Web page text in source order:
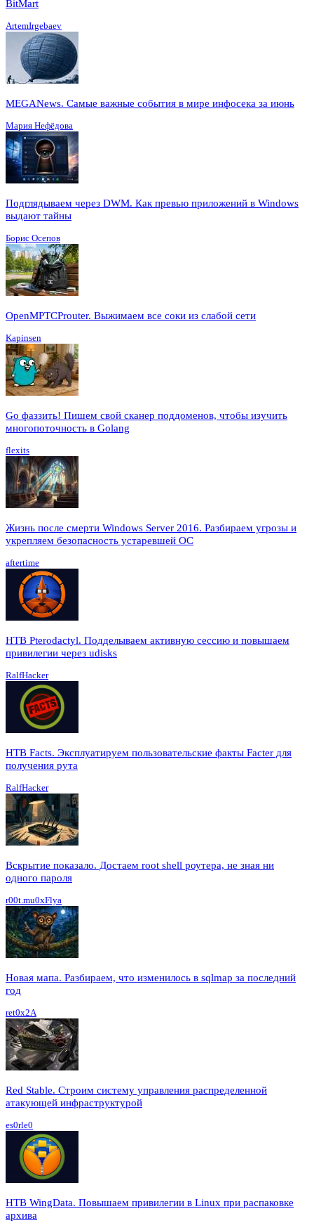
BitMart
ArtemIrgebaev
MEGANews. Cамые важные события в мире инфосека за июнь
Мария Нефёдова
Подглядываем через DWM. Как превью приложений в Windows
выдают тайны
Борис Осепов
OpenMPTCProuter. Выжимаем все соки из слабой сети
Kapinsen
Go фаззить! Пишем свой сканер поддоменов, чтобы изучить
многопоточность в Golang
flexits
Жизнь после смерти Windows Server 2016. Разбираем угрозы и
укрепляем безопасность устаревшей ОС
aftertime
HTB Pterodactyl. Подделываем активную сессию и повышаем
привилегии через udisks
RalfHacker
HTB Facts. Эксплуатируем пользовательские факты Facter для
получения рута
RalfHacker
Вскрытие показало. Достаем root shell роутера, не зная ни
одного пароля
r00t.mu0xFlya
Новая мапа. Разбираем, что изменилось в sqlmap за последний
год
ret0x2A
Red Stable. Строим систему управления распределенной
атакующей инфраструктурой
es0rle0
HTB WingData. Повышаем привилегии в Linux при распаковке
архива